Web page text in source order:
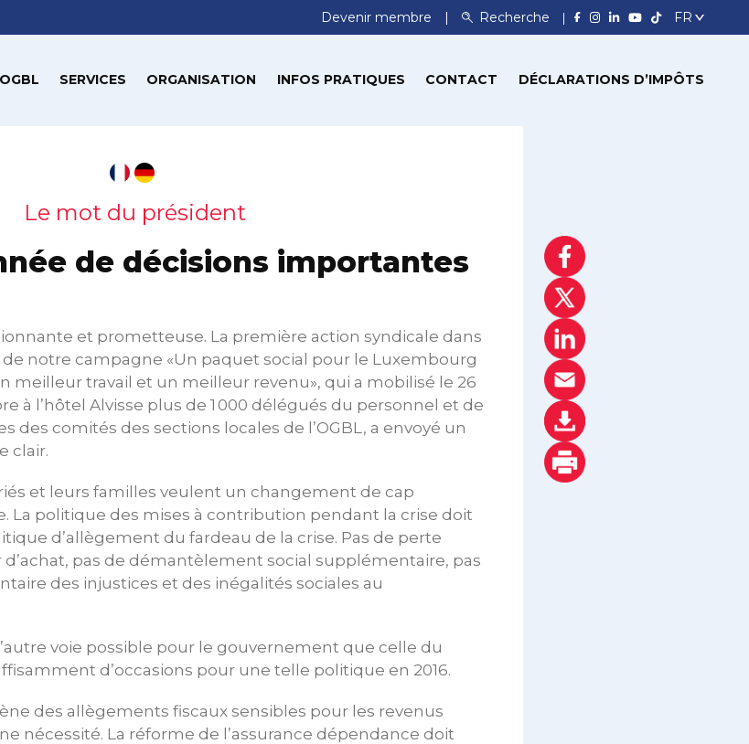
Devenir membre Recherche
SERVICES ORGANISATION INFOS PRATIQUES CONTACT DÉCLARATIONS D’IMPÔTS
Le mot du président
de décisions importantes
et prometteuse. La première action syndicale dans
de notre campagne «Un paquet social pour le Luxembourg
meilleur travail et un meilleur revenu», qui a mobilisé le 26
à l’hôtel Alvisse plus de 1 000 délégués du personnel et de
des comités des sections locales de l’OGBL, a envoyé un
clair.
et leurs familles veulent un changement de cap
La politique des mises à contribution pendant la crise doit
d’allègement du fardeau de la crise. Pas de perte
pas de démantèlement social supplémentaire, pas
des injustices et des inégalités sociales au
voie possible pour le gouvernement que celle du
d’occasions pour une telle politique en 2016.
des allègements fiscaux sensibles pour les revenus
nécessité. La réforme de l’assurance dépendance doit